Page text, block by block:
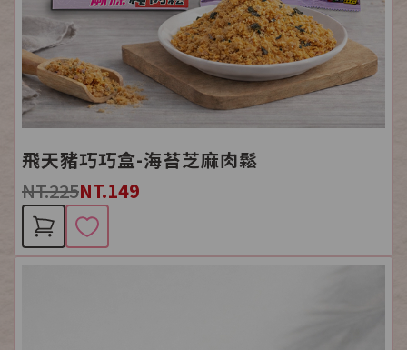
飛天豬巧巧盒-海苔芝麻肉鬆
NT.225NT.149